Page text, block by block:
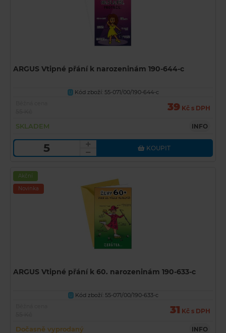
ARGUS Vtipné přání k narozeninám 190-644-c
U Kód zboží: 55-071/00/190-644-c
39 Kč s DPH
SKLADEM INFO
KOUPIT
Akční
Novinka
ARGUS Vtipné přání k 60. narozeninám 190-633-c
U Kód zboží: 55-071/00/190-633-c
31 Kč s DPH
Dočasně vyprodaný INFO